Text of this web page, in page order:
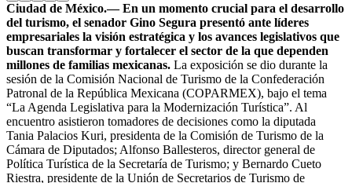
Ciudad de México.— En un momento crucial para el desarrollo
del turismo, el senador Gino Segura presentó ante líderes
empresariales la visión estratégica y los avances legislativos que
buscan transformar y fortalecer el sector de la que dependen
millones de familias mexicanas. La exposición se dio durante la
sesión de la Comisión Nacional de Turismo de la Confederación
Patronal de la República Mexicana (COPARMEX), bajo el tema
“La Agenda Legislativa para la Modernización Turística”. Al
encuentro asistieron tomadores de decisiones como la diputada
Tania Palacios Kuri, presidenta de la Comisión de Turismo de la
Cámara de Diputados; Alfonso Ballesteros, director general de
Política Turística de la Secretaría de Turismo; y Bernardo Cueto
Riestra, presidente de la Unión de Secretarios de Turismo de